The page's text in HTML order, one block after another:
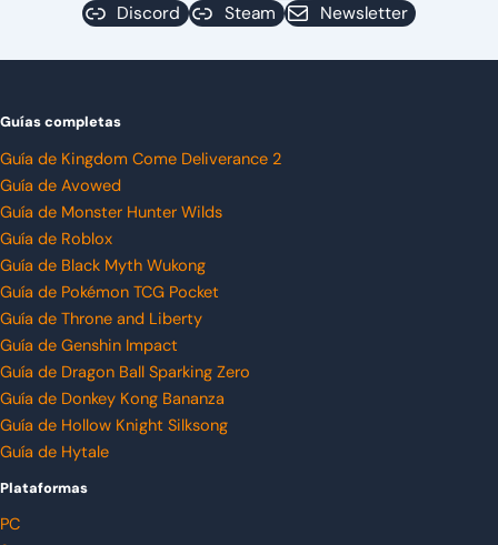
Discord
Steam Newsletter
Guías completas
Guía de Kingdom Come Deliverance 2
Guía de Avowed
Guía de Monster Hunter Wilds
Guía de Roblox
Guía de Black Myth Wukong
Guía de Pokémon TCG Pocket
Guía de Throne and Liberty
Guía de Genshin Impact
Guía de Dragon Ball Sparking Zero
Guía de Donkey Kong Bananza
Guía de Hollow Knight Silksong
Guía de Hytale
Plataformas
PC